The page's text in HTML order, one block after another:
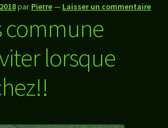
par Pierre— Laisser un commentaire
commune
lorsque